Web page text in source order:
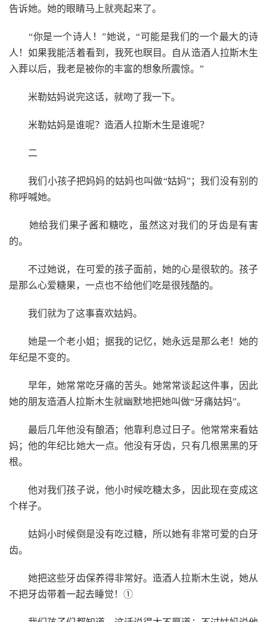
告诉她。她的眼睛马上就亮起来了。
“你是一个诗人！”她说，“可能是我们的一个最大的诗
人！如果我能活着看到，我死也瞑目。自从造酒人拉斯木生
入葬以后，我老是被你的丰富的想象所震惊。”
米勒姑妈说完这话，就吻了我一下。
米勒姑妈是谁呢？造酒人拉斯木生是谁呢？
二
我们小孩子把妈妈的姑妈也叫做“姑妈”；我们没有别的
称呼喊她。
她给我们果子酱和糖吃，虽然这对我们的牙齿是有害
的。
不过她说，在可爱的孩子面前，她的心是很软的。孩子
是那么心爱糖果，一点也不给他们吃是很残酷的。
我们就为了这事喜欢姑妈。
她是一个老小姐；据我的记忆，她永远是那么老！她的
年纪是不变的。
早年，她常常吃牙痛的苦头。她常常谈起这件事，因此
她的朋友造酒人拉斯木生就幽默地把她叫做“牙痛姑妈”。
最后几年他没有酿酒；他靠利息过日子。他常常来看姑
妈；他的年纪比她大一点。他没有牙齿，只有几根黑黑的牙
根。
他对我们孩子说，他小时候吃糖太多，因此现在变成这
个样子。
姑妈小时候倒是没有吃过糖，所以她有非常可爱的白牙
齿。
她把这些牙齿保养得非常好。造酒人拉斯木生说，她从
不把牙齿带着一起去睡觉！①